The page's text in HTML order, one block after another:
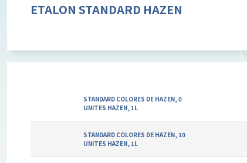
ETALON STANDARD HAZEN
STANDARD COLORES DE HAZEN, 0
UNITES HAZEN, 1L
STANDARD COLORES DE HAZEN, 10
UNITES HAZEN, 1L